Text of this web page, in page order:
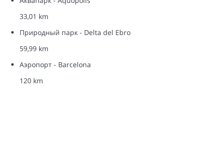
33,01 km
Природный парк - Delta del Ebro
59,99 km
Аэропорт - Barcelona
120 km